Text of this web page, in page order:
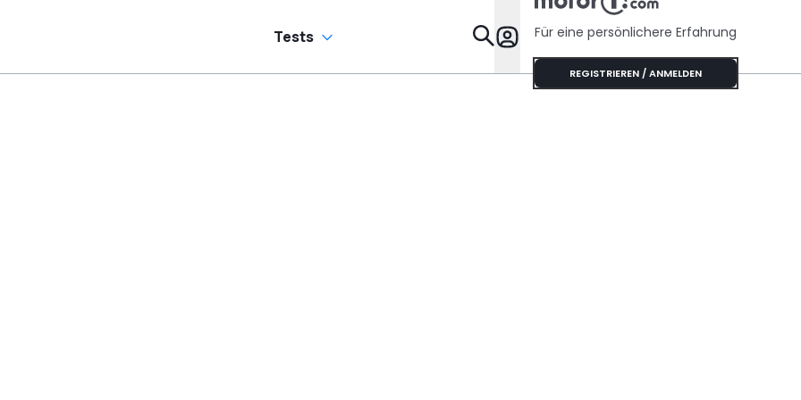
Tests Specials
Für eine persönlichere Erfahrung
REGISTRIEREN / ANMELDEN